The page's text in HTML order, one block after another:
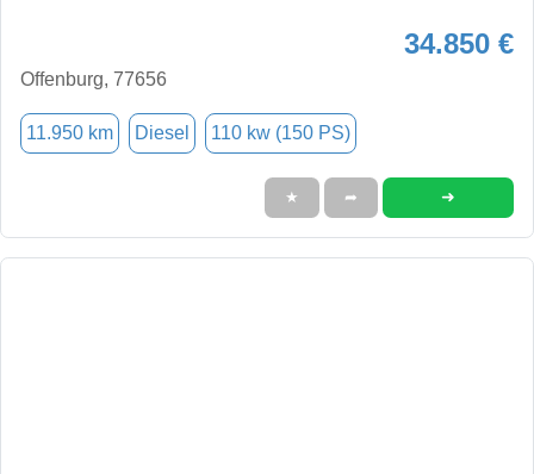
34.850 €
Offenburg, 77656
11.950 km Diesel 110 kw (150 PS)
★ ➦ ➜